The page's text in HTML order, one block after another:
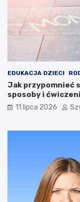
EDUKACJA DZIECI
Jak przypomnieć
sposoby i
11 lipca 2026